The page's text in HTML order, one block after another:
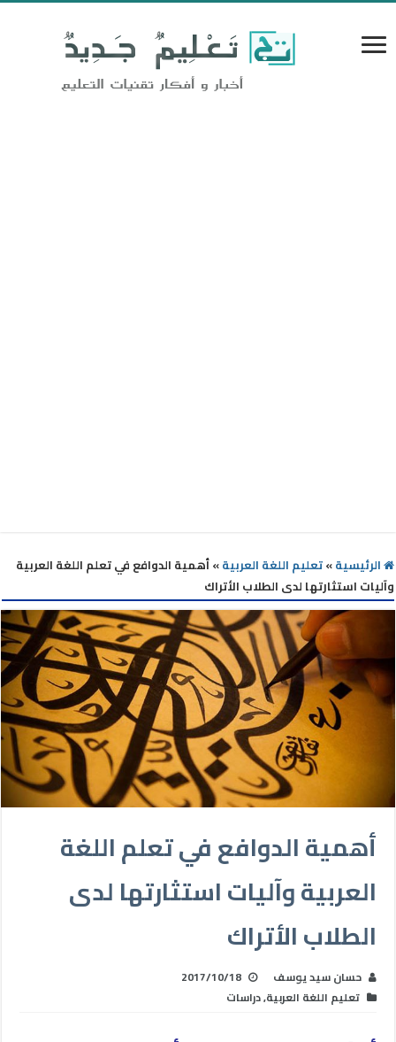
الرئيسية»تعليم اللغة العربية»أهمية الدوافع في تعلم اللغة العربية
وآليات استثارتها لدى الطلاب الأتراك
أهمية الدوافع في تعلم اللغة
العربية وآليات استثارتها لدى
الطلاب الأتراك
حسان سيد يوسف
2017/10/18
تعليم اللغة العربية,دراسات